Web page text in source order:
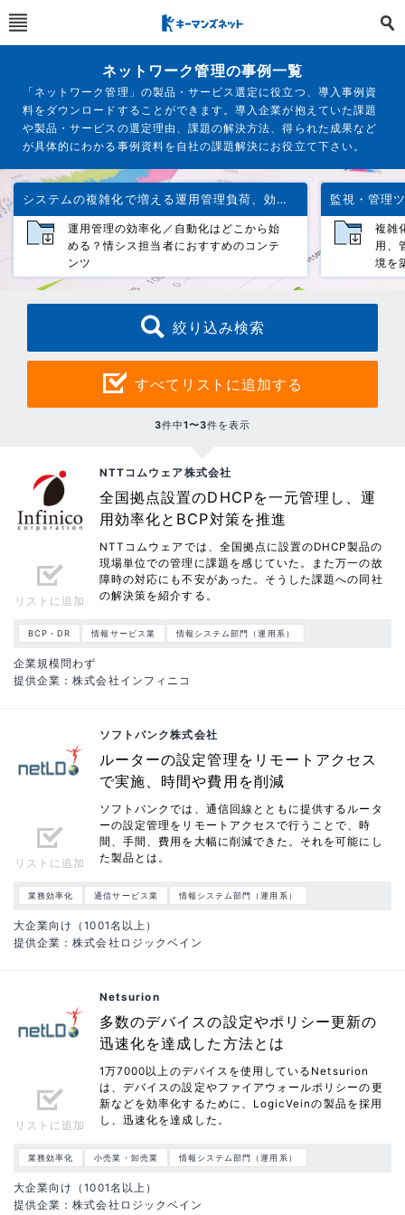
ネットワーク管理の事例一覧
「ネットワーク管理」の製品・サービス選定に役立つ、導入事例資
料をダウンロードすることができます。導入企業が抱えていた課題
や製品・サービスの選定理由、課題の解決方法、得られた成果など
が具体的にわかる事例資料を自社の課題解決にお役立て下さい。
システムの複雑化で増える運用管理負荷、効率化する方法は？
運用管理の効率化／自動化はどこから始
める？情シス担当者におすすめのコンテ
ンツ
複雑
用、
境を
絞り込み検索
すべてリストに追加する
3件中1〜3件を表示
リストに追加
NTTコムウェア株式会社
全国拠点設置のDHCPを一元管理し、運
用効率化とBCP対策を推進
NTTコムウェアでは、全国拠点に設置のDHCP製品の
現場単位での管理に課題を感じていた。また万一の故
障時の対応にも不安があった。そうした課題への同社
の解決策を紹介する。
BCP・DR 情報サービス業 情報システム部門（運用系）
企業規模問わず
提供企業：株式会社インフィニコ
リストに追加
ソフトバンク株式会社
ルーターの設定管理をリモートアクセス
で実施、時間や費用を削減
ソフトバンクでは、通信回線とともに提供するルータ
ーの設定管理をリモートアクセスで行うことで、時
間、手間、費用を大幅に削減できた。それを可能にし
た製品とは。
業務効率化 通信サービス業 情報システム部門（運用系）
大企業向け（1001名以上）
提供企業：株式会社ロジックベイン
リストに追加
Netsurion
多数のデバイスの設定やポリシー更新の
迅速化を達成した方法とは
1万7000以上のデバイスを使用しているNetsurion
は、デバイスの設定やファイアウォールポリシーの更
新などを効率化するために、LogicVeinの製品を採用
し、迅速化を達成した。
業務効率化 小売業・卸売業 情報システム部門（運用系）
大企業向け（1001名以上）
提供企業：株式会社ロジックベイン